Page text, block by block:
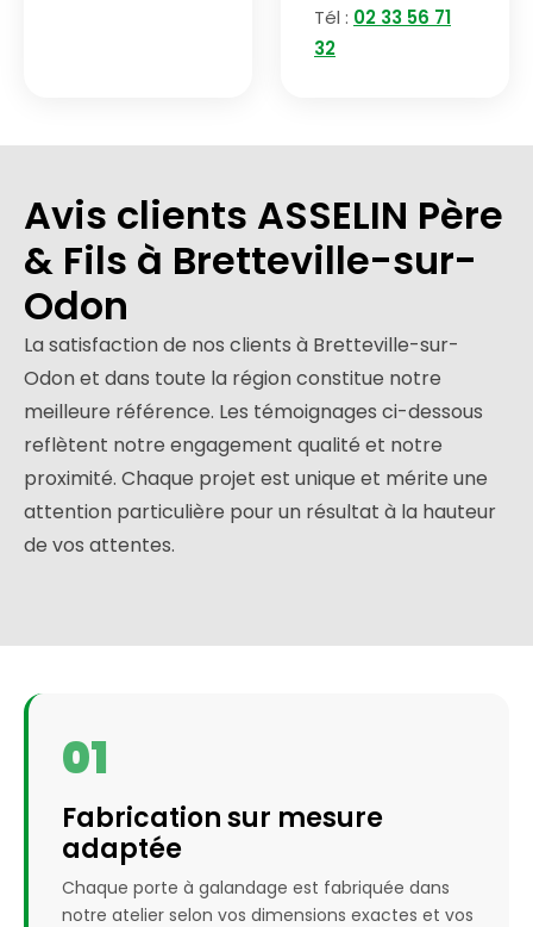
Tél : 02 33 56 71
32
Avis clients ASSELIN Père
& Fils à Bretteville-sur-
Odon
La satisfaction de nos clients à Bretteville-sur-
Odon et dans toute la région constitue notre
meilleure référence. Les témoignages ci-dessous
reflètent notre engagement qualité et notre
proximité. Chaque projet est unique et mérite une
attention particulière pour un résultat à la hauteur
de vos attentes.
01
Fabrication sur mesure
adaptée
Chaque porte à galandage est fabriquée dans
notre atelier selon vos dimensions exactes et vos